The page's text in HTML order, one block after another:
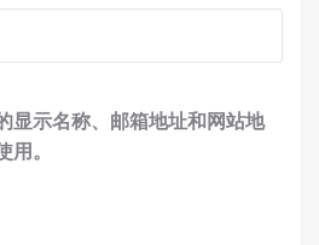
显示名称、邮箱地址和网站地
。